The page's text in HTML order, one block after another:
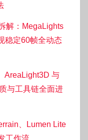
解：MegaLights
稳定60帧全动态
AreaLight3D 与
与工具链全面进
、Lumen Lite
工作流